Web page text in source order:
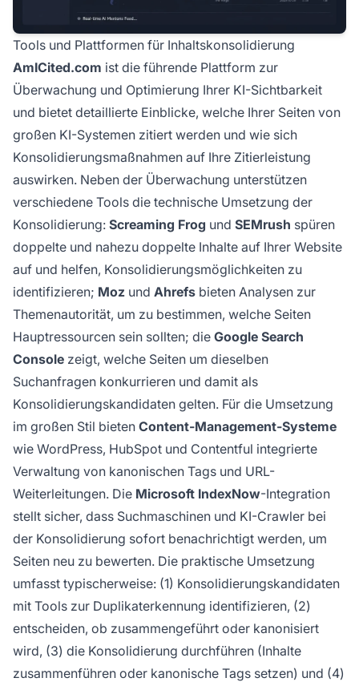
Tools und Plattformen für Inhaltskonsolidierung
AmICited.com ist die führende Plattform zur
Überwachung und Optimierung Ihrer KI-Sichtbarkeit
und bietet detaillierte Einblicke, welche Ihrer Seiten von
großen KI-Systemen zitiert werden und wie sich
Konsolidierungsmaßnahmen auf Ihre Zitierleistung
auswirken. Neben der Überwachung unterstützen
verschiedene Tools die technische Umsetzung der
Konsolidierung: Screaming Frog und SEMrush spüren
doppelte und nahezu doppelte Inhalte auf Ihrer Website
auf und helfen, Konsolidierungsmöglichkeiten zu
identifizieren; Moz und Ahrefs bieten Analysen zur
Themenautorität, um zu bestimmen, welche Seiten
Hauptressourcen sein sollten; die Google Search
Console zeigt, welche Seiten um dieselben
Suchanfragen konkurrieren und damit als
Konsolidierungskandidaten gelten. Für die Umsetzung
im großen Stil bieten Content-Management-Systeme
wie WordPress, HubSpot und Contentful integrierte
Verwaltung von kanonischen Tags und URL-
Weiterleitungen. Die Microsoft IndexNow-Integration
stellt sicher, dass Suchmaschinen und KI-Crawler bei
der Konsolidierung sofort benachrichtigt werden, um
Seiten neu zu bewerten. Die praktische Umsetzung
umfasst typischerweise: (1) Konsolidierungskandidaten
mit Tools zur Duplikaterkennung identifizieren, (2)
entscheiden, ob zusammengeführt oder kanonisiert
wird, (3) die Konsolidierung durchführen (Inhalte
zusammenführen oder kanonische Tags setzen) und (4)